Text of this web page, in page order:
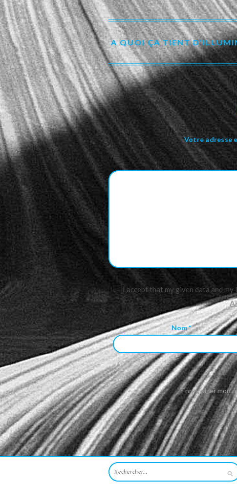
A QUOI ÇA TIENT
Votre adresse
I accept that my given data and
Nom*
Enregistrer mon